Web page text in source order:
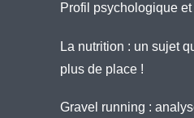
Profil psychologique et
La nutrition : un sujet
plus de place !
Gravel running :